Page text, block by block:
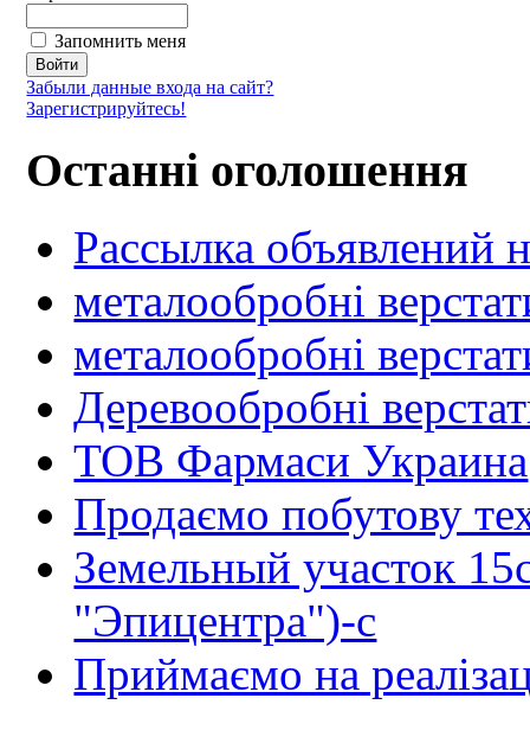
Запомнить меня
Забыли данные входа на сайт?
Зарегистрируйтесь!
Останні оголошення
Рассылка объявлений
металообробні
металообробні
Деревообробні
ТОВ Фармаси Украина
Продаємо побутову
Земельный участок
"Эпицентра")-с
Приймаємо на